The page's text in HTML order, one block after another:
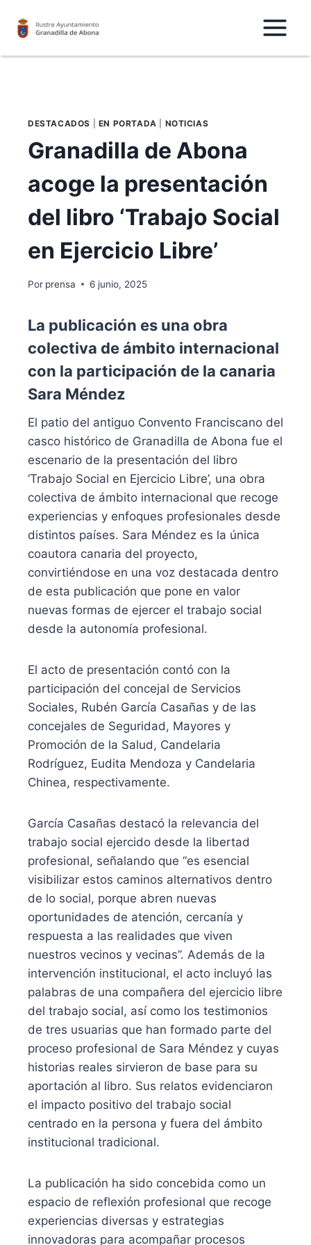
DESTACADOS EN PORTADA NOTICIAS
Granadilla de Abona
acoge la presentación
del libro ‘Trabajo Social
en Ejercicio Libre’
Por prensa 6 junio, 2025
La publicación es una obra
colectiva de ámbito internacional
con la participación de la canaria
Sara Méndez
El patio del antiguo Convento Franciscano del
casco histórico de Granadilla de Abona fue el
escenario de la presentación del libro
‘Trabajo Social en Ejercicio Libre’, una obra
colectiva de ámbito internacional que recoge
experiencias y enfoques profesionales desde
distintos países. Sara Méndez es la única
coautora canaria del proyecto,
convirtiéndose en una voz destacada dentro
de esta publicación que pone en valor
nuevas formas de ejercer el trabajo social
desde la autonomía profesional.
El acto de presentación contó con la
participación del concejal de Servicios
Sociales, Rubén García Casañas y de las
concejales de Seguridad, Mayores y
Promoción de la Salud, Candelaria
Rodríguez, Eudita Mendoza y Candelaria
Chinea, respectivamente.
García Casañas destacó la relevancia del
trabajo social ejercido desde la libertad
profesional, señalando que “es esencial
visibilizar estos caminos alternativos dentro
de lo social, porque abren nuevas
oportunidades de atención, cercanía y
respuesta a las realidades que viven
nuestros vecinos y vecinas”. Además de la
intervención institucional, el acto incluyó las
palabras de una compañera del ejercicio libre
del trabajo social, así como los testimonios
de tres usuarias que han formado parte del
proceso profesional de Sara Méndez y cuyas
historias reales sirvieron de base para su
aportación al libro. Sus relatos evidenciaron
el impacto positivo del trabajo social
centrado en la persona y fuera del ámbito
institucional tradicional.
La publicación ha sido concebida como un
espacio de reflexión profesional que recoge
experiencias diversas y estrategias
innovadoras para acompañar procesos